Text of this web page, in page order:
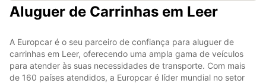
Aluguer de Carrinhas em Leer
A Europcar é o seu parceiro de confiança para aluguer de
carrinhas em Leer, oferecendo uma ampla gama de veículos
para atender às suas necessidades de transporte. Com mais
de 160 países atendidos, a Europcar é líder mundial no setor